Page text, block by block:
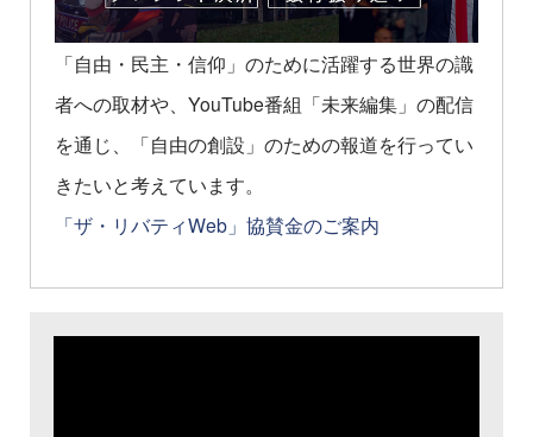
「自由・民主・信仰」のために活躍する世界の識
者への取材や、YouTube番組「未来編集」の配信
を通じ、「自由の創設」のための報道を行ってい
きたいと考えています。
「ザ・リバティWeb」協賛金のご案内